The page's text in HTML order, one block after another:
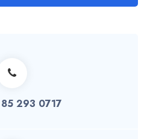
293 0717